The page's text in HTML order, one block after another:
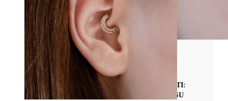
Tipi di Gioielli da Piercing
LABRET PER PIERCING SENZA SEGRETI:
TUTTO QUELLO CHE C'È DA SAPERE SU